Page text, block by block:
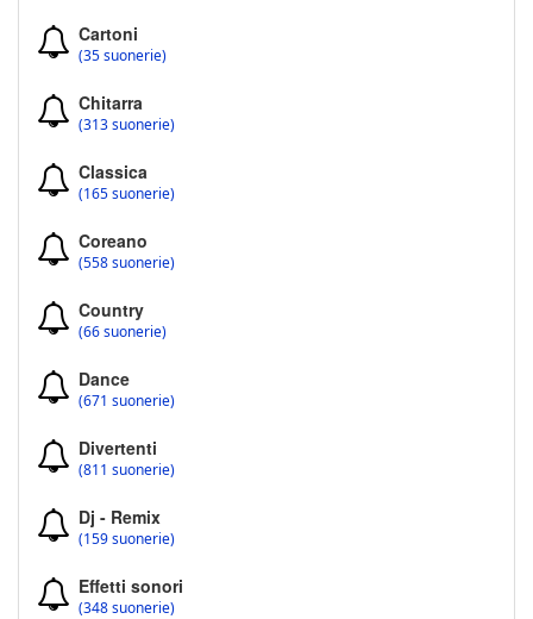
Cartoni
(35 suonerie)
Chitarra
(313 suonerie)
Classica
(165 suonerie)
Coreano
(558 suonerie)
Country
(66 suonerie)
Dance
(671 suonerie)
Divertenti
(811 suonerie)
Dj - Remix
(159 suonerie)
Effetti sonori
(348 suonerie)